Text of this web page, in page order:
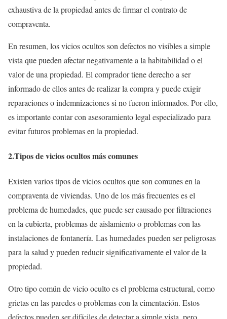
exhaustiva de la propiedad antes de firmar el contrato de
compraventa.
En resumen, los vicios ocultos son defectos no visibles a simple
vista que pueden afectar negativamente a la habitabilidad o el
valor de una propiedad. El comprador tiene derecho a ser
informado de ellos antes de realizar la compra y puede exigir
reparaciones o indemnizaciones si no fueron informados. Por ello,
es importante contar con asesoramiento legal especializado para
evitar futuros problemas en la propiedad.
2.Tipos de vicios ocultos más comunes
Existen varios tipos de vicios ocultos que son comunes en la
compraventa de viviendas. Uno de los más frecuentes es el
problema de humedades, que puede ser causado por filtraciones
en la cubierta, problemas de aislamiento o problemas con las
instalaciones de fontanería. Las humedades pueden ser peligrosas
para la salud y pueden reducir significativamente el valor de la
propiedad.
Otro tipo común de vicio oculto es el problema estructural, como
grietas en las paredes o problemas con la cimentación. Estos
defectos pueden ser difíciles de detectar a simple vista, pero